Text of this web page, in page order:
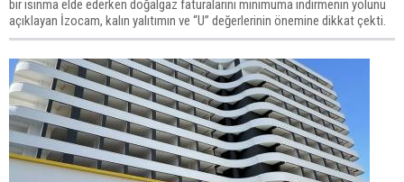
bir ısınma elde ederken doğalgaz faturalarını minimuma indirmenin yolunu
açıklayan İzocam, kalın yalıtımın ve “U” değerlerinin önemine dikkat çekti.